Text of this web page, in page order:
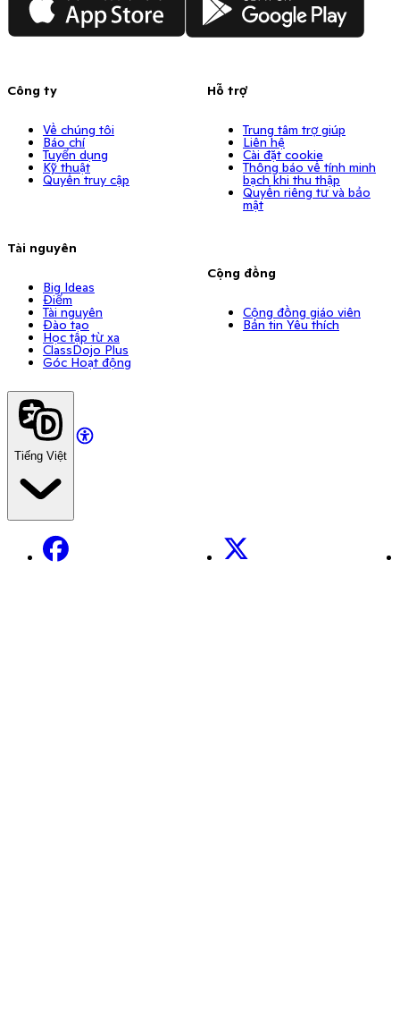
Công ty
Về chúng tôi
Báo chí
Tuyển dụng
Kỹ thuật
Quyền truy cập
Tài nguyên
Big Ideas
Điểm
Tài nguyên
Đào tạo
Học tập từ xa
ClassDojo Plus
Góc Hoạt động
Hỗ trợ
Trung tâm trợ giúp
Liên hệ
Cài đặt cookie
Thông báo về tính minh
bạch khi thu thập
Quyền riêng tư và bảo
mật
Cộng đồng
Cộng đồng giáo viên
Bản tin Yêu thích
Tiếng Việt
Facebook X